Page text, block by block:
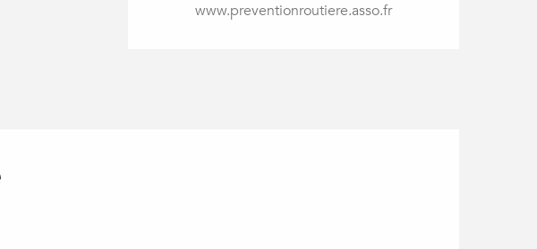
www.preventionroutiere.asso.fr